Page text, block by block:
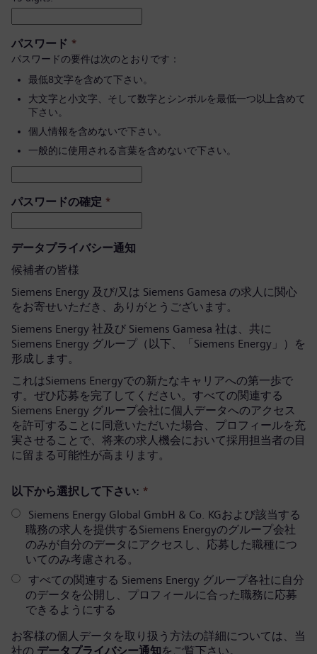
パスワード *
パスワードの要件は次のとおりです：
最低8文字を含めて下さい。
大文字と小文字、そして数字とシンボルを最低一つ以上含めて
下さい。
個人情報を含めないで下さい。
一般的に使用される言葉を含めないで下さい。
パスワードの確定 *
データプライバシー通知
候補者の皆様
Siemens Energy 及び/又は Siemens Gamesa の求人に関心
をお寄せいただき、ありがとうございます。
Siemens Energy 社及び Siemens Gamesa 社は、共に
Siemens Energy グループ（以下、「Siemens Energy」）を
形成します。
これはSiemens Energyでの新たなキャリアへの第一歩で
す。ぜひ応募を完了してください。すべての関連する
Siemens Energy グループ会社に個人データへのアクセス
を許可することに同意いただいた場合、プロフィールを充
実させることで、将来の求人機会において採用担当者の目
に留まる可能性が高まります。
以下から選択して下さい: *
Siemens Energy Global GmbH & Co. KGおよび該当する
職務の求人を提供するSiemens Energyのグループ会社
のみが自分のデータにアクセスし、応募した職種につ
いてのみ考慮される。
すべての関連する Siemens Energy グループ各社に自分
のデータを公開し、プロフィールに合った職務に応募
できるようにする
お客様の個人データを取り扱う方法の詳細については、当
社の データプライバシー通知をご覧下さい。